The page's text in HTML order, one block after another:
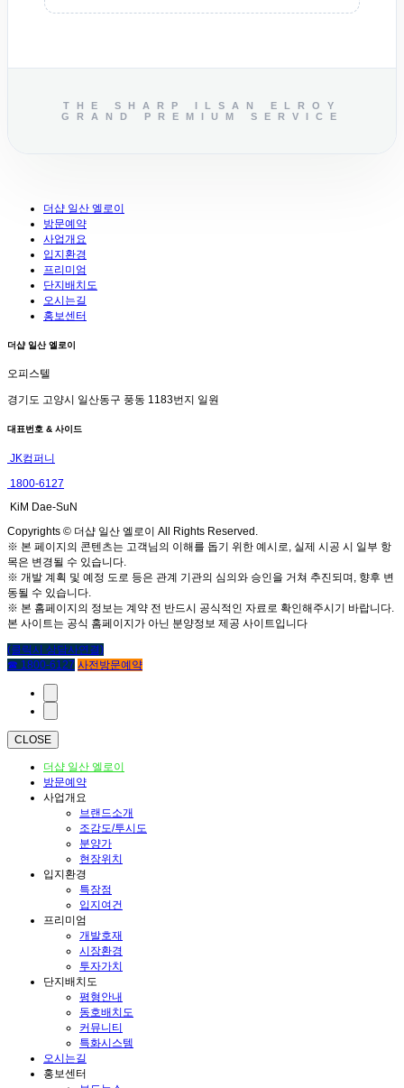
THE SHARP ILSAN ELROY
GRAND PREMIUM SERVICE
더샵 일산 엘로이
방문예약
사업개요
입지환경
프리미엄
단지배치도
오시는길
홍보센터
더샵 일산 엘로이
오피스텔
경기도 고양시 일산동구 풍동 1183번지 일원
대표번호 & 사이드
JK컴퍼니
1800-6127
KiM Dae-SuN
Copyrights © 더샵 일산 엘로이 All Rights Reserved.
※ 본 페이지의 콘텐츠는 고객님의 이해를 돕기 위한 예시로, 실제 시공 시 일부 항
목은 변경될 수 있습니다.
※ 개발 계획 및 예정 도로 등은 관계 기관의 심의와 승인을 거쳐 추진되며, 향후 변
동될 수 있습니다.
※ 본 홈페이지의 정보는 계약 전 반드시 공식적인 자료로 확인해주시기 바랍니다.
본 사이트는 공식 홈페이지가 아닌 분양정보 제공 사이트입니다
(클릭시 상담사연결)
☎ 1800-6127 사전방문예약
CLOSE
더샵 일산 엘로이
방문예약
사업개요
브랜드소개
조감도/투시도
분양가
현장위치
입지환경
특장점
입지여건
프리미엄
개발호재
시장환경
투자가치
단지배치도
평형안내
동호배치도
커뮤니티
특화시스템
오시는길
홍보센터